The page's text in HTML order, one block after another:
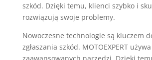
szkód. Dzięki temu, klienci szybko i
rozwiązują swoje problemy.
Nowoczesne technologie są kluczem
zgłaszania szkód. MOTOEXPERT używa